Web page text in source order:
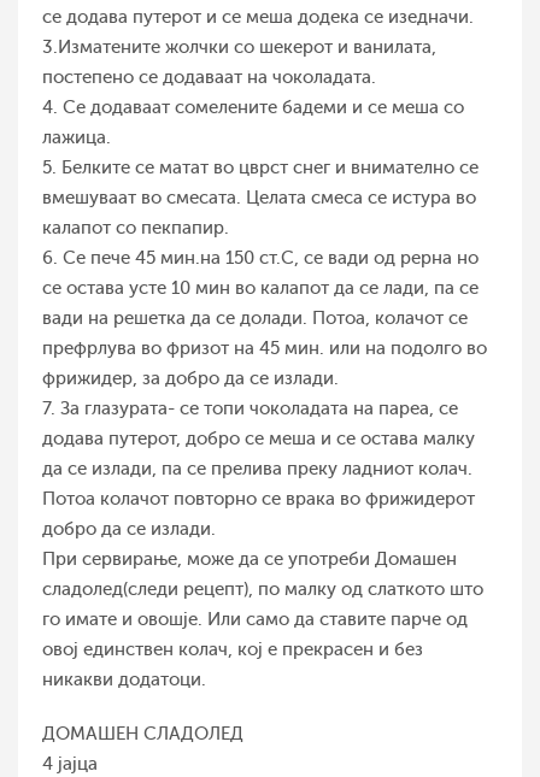
се додава путерот и се меша додека се изедначи.
3.Изматените жолчки со шекерот и ванилата,
постепено се додаваат на чоколадата.
4. Се додаваат сомелените бадеми и се меша со
лажица.
5. Белките се матат во цврст снег и внимателно се
вмешуваат во смесата. Целата смеса се истура во
калапот со пекпапир.
6. Се пече 45 мин.на 150 ст.С, се вади од рерна но
се остава усте 10 мин во калапот да се лади, па се
вади на решетка да се долади. Потоа, колачот се
префрлува во фризот на 45 мин. или на подолго во
фрижидер, за добро да се излади.
7. За глазурата- се топи чоколадата на пареа, се
додава путерот, добро се меша и се остава малку
да се излади, па се прелива преку ладниот колач.
Потоа колачот повторно се врака во фрижидерот
добро да се излади.
При сервирање, може да се употреби Домашен
сладолед(следи рецепт), по малку од слаткото што
го имате и овошје. Или само да ставите парче од
овој единствен колач, кој е прекрасен и без
никакви додатоци.
ДОМАШЕН СЛАДОЛЕД
4 јајца